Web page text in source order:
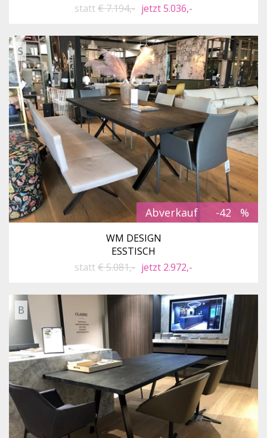
statt€ 7.194,- jetzt 5.036,-
Abverkauf -42
S
WM DESIGN
ESSTISCH
statt€ 5.081,- jetzt 2.972,-
B